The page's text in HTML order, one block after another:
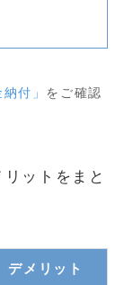
付」 をご確認
ットをまと
デメリット